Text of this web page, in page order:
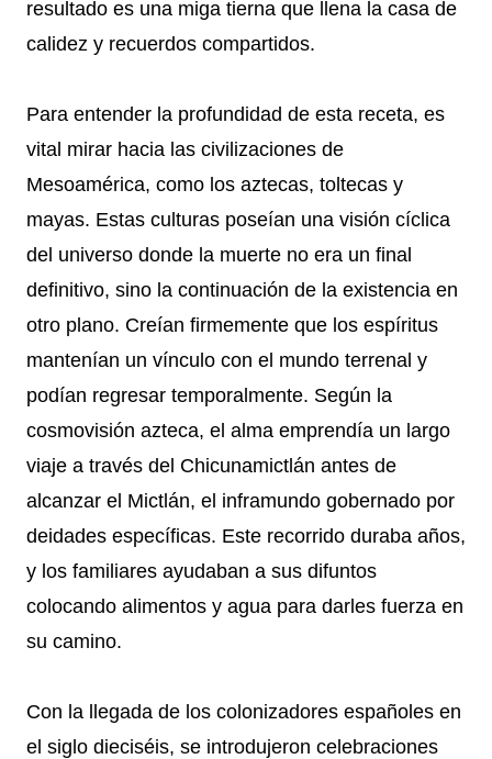
resultado es una miga tierna que llena la casa de
calidez y recuerdos compartidos.
Para entender la profundidad de esta receta, es
vital mirar hacia las civilizaciones de
Mesoamérica, como los aztecas, toltecas y
mayas. Estas culturas poseían una visión cíclica
del universo donde la muerte no era un final
definitivo, sino la continuación de la existencia en
otro plano. Creían firmemente que los espíritus
mantenían un vínculo con el mundo terrenal y
podían regresar temporalmente. Según la
cosmovisión azteca, el alma emprendía un largo
viaje a través del Chicunamictlán antes de
alcanzar el Mictlán, el inframundo gobernado por
deidades específicas. Este recorrido duraba años,
y los familiares ayudaban a sus difuntos
colocando alimentos y agua para darles fuerza en
su camino.
Con la llegada de los colonizadores españoles en
el siglo dieciséis, se introdujeron celebraciones